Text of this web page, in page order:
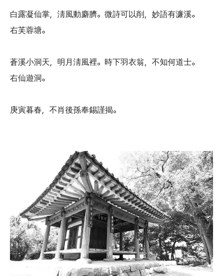
白露凝仙掌，淸風動麝臍。微詩可以削，妙語有濂溪。
右芙蓉塘。
蒼溪小洞天，明月淸風裡。時下羽衣翁，不知何道士。
右仙遊洞。
庚寅暮春，不肖後孫奉錫謹揭。